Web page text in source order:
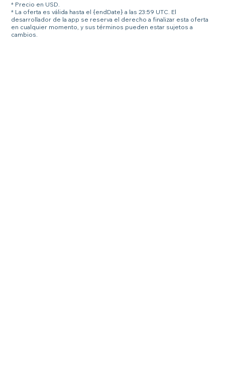
* Precio en USD.
* La oferta es válida hasta el {endDate} a las 23:59 UTC. El
desarrollador de la app se reserva el derecho a finalizar esta oferta
en cualquier momento, y sus términos pueden estar sujetos a
cambios.